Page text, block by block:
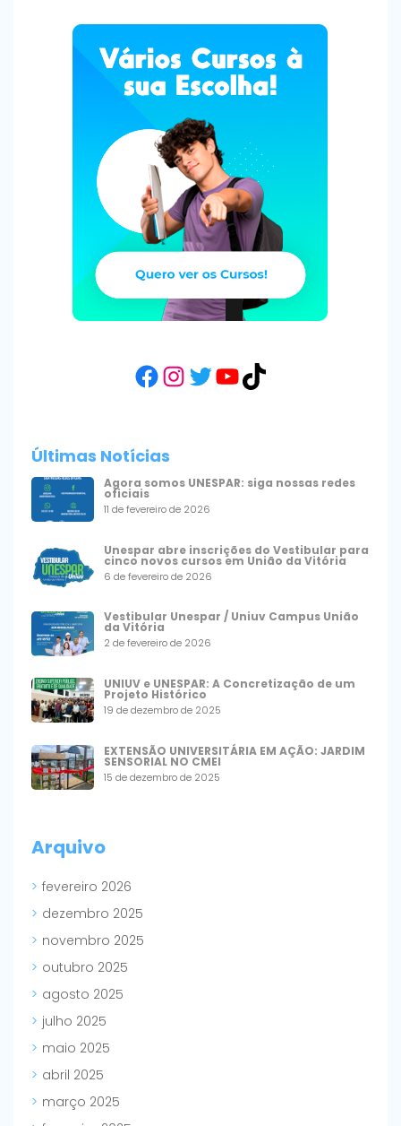
Facebook
Instagram
Twitter
YouTube
TikTok
Últimas Notícias
Agora somos UNESPAR: siga nossas redes
oficiais
11 de fevereiro de 2026
Unespar abre inscrições do Vestibular para
cinco novos cursos em União da Vitória
6 de fevereiro de 2026
Vestibular Unespar / Uniuv Campus União
da Vitória
2 de fevereiro de 2026
UNIUV e UNESPAR: A Concretização de um
Projeto Histórico
19 de dezembro de 2025
EXTENSÃO UNIVERSITÁRIA EM AÇÃO: JARDIM
SENSORIAL NO CMEI
15 de dezembro de 2025
Arquivo
fevereiro 2026
dezembro 2025
novembro 2025
outubro 2025
agosto 2025
julho 2025
maio 2025
abril 2025
março 2025